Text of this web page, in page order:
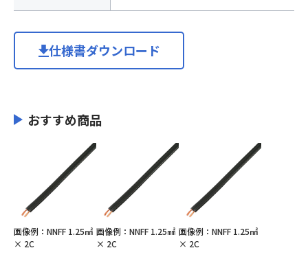
仕様書ダウンロード
おすすめ商品
画像例：NNFF 1.25㎟
× 2C
画像例：NNFF 1.25㎟
× 2C
画像例：NNFF 1.25㎟
× 2C